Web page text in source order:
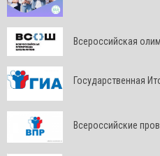
Всероссийская
Государственная
Всероссийские